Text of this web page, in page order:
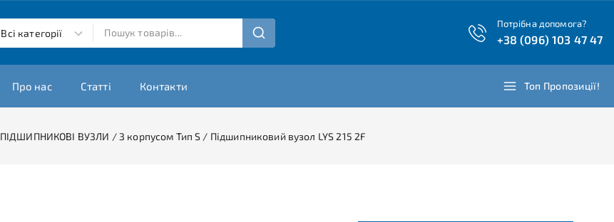
Потрібна допомога?
+38 (096) 103 47 47
Про нас Статті Контакти Топ Пропозиції!
ПІДШИПНИКОВІ ВУЗЛИ /З корпусом Тип S / Підшипниковий вузол LYS 215 2F